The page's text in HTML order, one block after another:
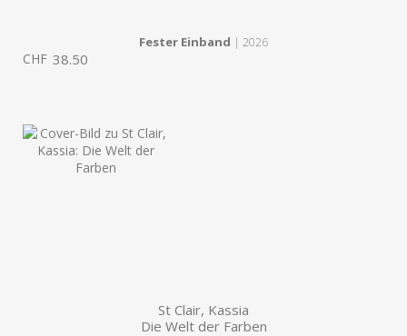
Fester Einband | 2026
CHF 38.50
St Clair, Kassia
Die Welt der Farben